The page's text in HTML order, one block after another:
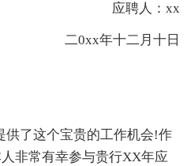
应聘人：xx
二0xx年十二月十日
供了这个宝贵的工作机会!作
非常有幸参与贵行XX年应